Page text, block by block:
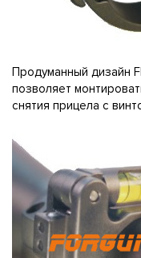
Продуманный дизайн
позволяет
снятия прицела с